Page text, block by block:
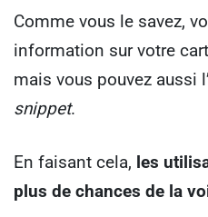
Comme vous le savez,
information sur votre
mais vous pouvez aussi
snippet.
En faisant cela, les
plus de chances de la